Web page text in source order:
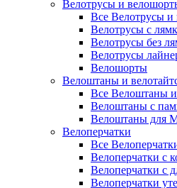
Велотрусы и
Все Велотрусы
Велотрусы с
Велотрусы без
Велотрусы
Велошорты
Велоштаны и
Все Велоштаны и
Велоштаны с
Велоштаны для
Велоперчатки
Все
Велоперчатки с
Велоперчатки с
Велоперчатки